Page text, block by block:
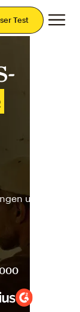
Test
und
eine